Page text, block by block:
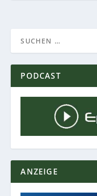
PODCAST
ANZEIGE